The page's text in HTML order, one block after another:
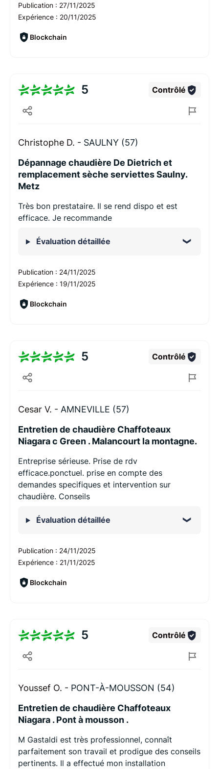
Publication : 27/11/2025
Expérience : 20/11/2025
Blockchain
5 Contrôlé
Christophe D. - SAULNY (57)
Dépannage chaudière De Dietrich et
remplacement sèche serviettes Saulny.
Metz
Très bon prestataire. Il se rend dispo et est
efficace. Je recommande
Évaluation détaillée
Publication : 24/11/2025
Expérience : 19/11/2025
Blockchain
5 Contrôlé
Cesar V. - AMNEVILLE (57)
Entretien de chaudière Chaffoteaux
Niagara c Green . Malancourt la montagne.
Entreprise sérieuse. Prise de rdv
efficace.ponctuel. prise en compte des
demandes specifiques et intervention sur
chaudière. Conseils
Évaluation détaillée
Publication : 24/11/2025
Expérience : 21/11/2025
Blockchain
5 Contrôlé
Youssef O. - PONT-À-MOUSSON (54)
Entretien de chaudière Chaffoteaux
Niagara . Pont à mousson .
M Gastaldi est très professionnel, connaît
parfaitement son travail et prodigue des conseils
pertinents. Il a effectué mon installation